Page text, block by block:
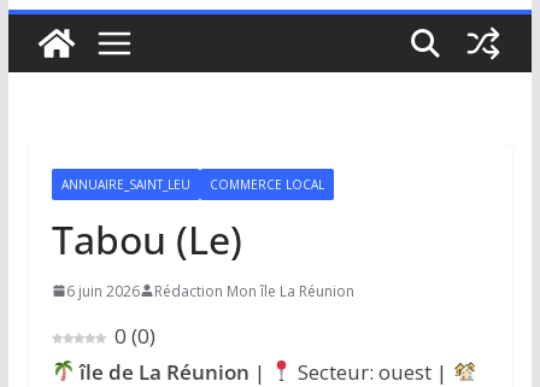
ANNUAIRE_SAINT_LEU COMMERCE LOCAL
Tabou (Le)
6 juin 2026 Rédaction Mon île La Réunion
0 (0)
île de La Réunion |
Secteur: ouest |